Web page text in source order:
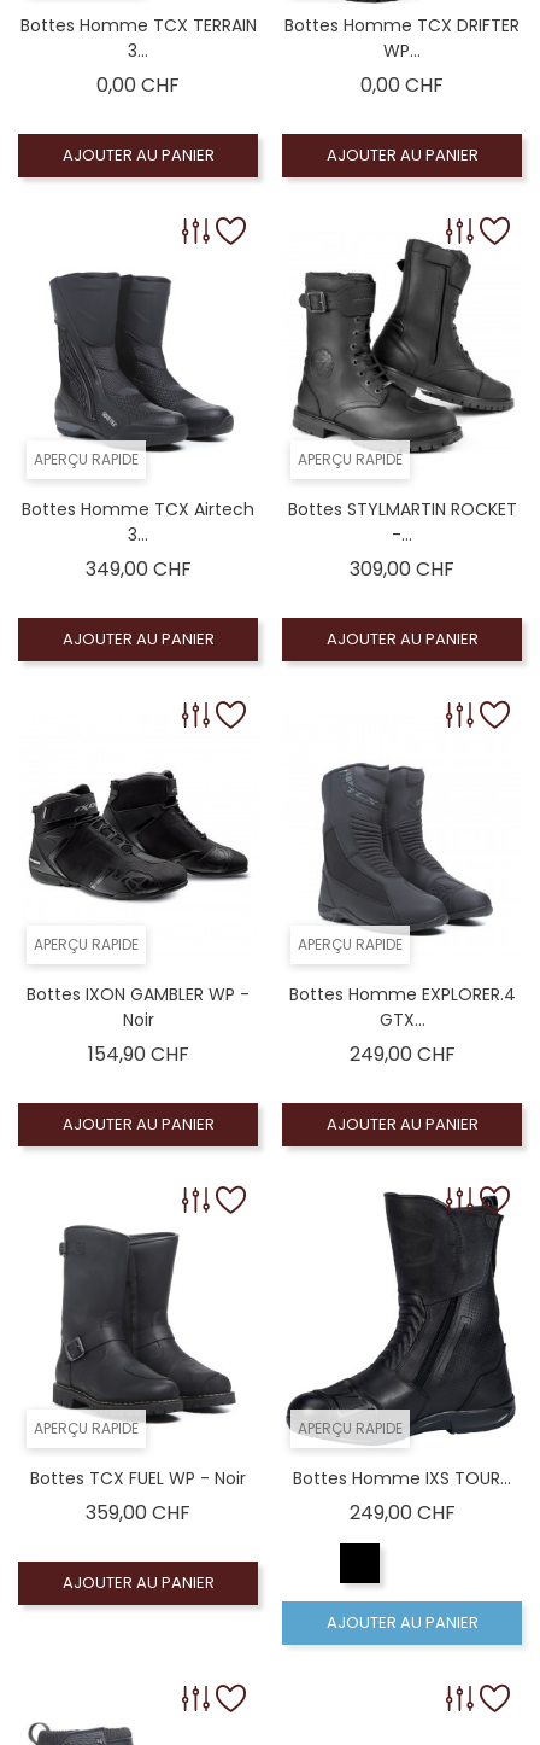
Bottes Homme TCX TERRAIN
3...
0,00 CHF
AJOUTER AU PANIER
Bottes Homme TCX DRIFTER
WP...
0,00 CHF
AJOUTER AU PANIER
APERÇU RAPIDE
Bottes Homme TCX Airtech
3...
349,00 CHFPrix
AJOUTER AU PANIER
APERÇU RAPIDE
Bottes STYLMARTIN ROCKET
-...
309,00 CHF
AJOUTER AU PANIER
APERÇU RAPIDE
Bottes IXON GAMBLER WP -
Noir
154,90 CHFPrix
AJOUTER AU PANIER
APERÇU RAPIDE
Bottes Homme EXPLORER.4
GTX...
249,00 CHFPrix
AJOUTER AU PANIER
APERÇU RAPIDE
Bottes TCX FUEL WP - Noir
359,00 CHF
AJOUTER AU PANIER
APERÇU RAPIDE
Bottes Homme IXS TOUR...
249,00 CHFPrix
AJOUTER AU PANIER